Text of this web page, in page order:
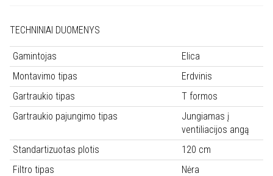
ROVERE
TECHNINIAI DUOMENYS
Gamintojas
Elica
Montavimo tipas
Erdvinis
Gartraukio tipas
T formos
Gartraukio pajungimo tipas
Jungiamas į
ventiliacijos angą
Standartizuotas plotis
120 cm
Filtro tipas
Nėra